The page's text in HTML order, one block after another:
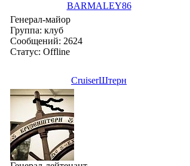
BARMALEY86
Генерал-майор
Группа: клуб
Сообщений: 2624
Статус: Offline
СruiserШтерн